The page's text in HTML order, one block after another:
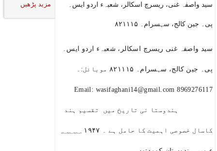
سید واصفہ غنی، ریسرچ اسکالر، شعبہء اردو ایس۔
پی۔ جین کالج، سہسرام۔ ۸۲۱۱۱۵
سید واصفہ غنی ریسرچ اسکالر، شعبہء اردو ایس۔
پی۔ جین کالج، سہسرام۔ ۸۲۱۱۱۵ موبائل:۔
8969276117 Email: wasifaghani14@gmail.com
ہندوستا نی تاریخ میں تقسیم ہند
مزید پڑھیں